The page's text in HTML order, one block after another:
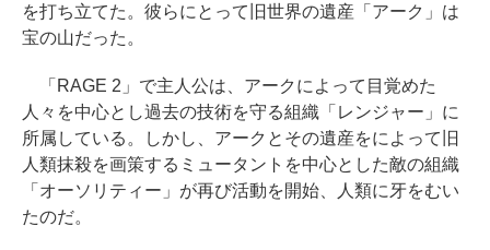
を打ち立てた。彼らにとって旧世界の遺産「アーク」は
宝の山だった。
「RAGE 2」で主人公は、アークによって目覚めた
人々を中心とし過去の技術を守る組織「レンジャー」に
所属している。しかし、アークとその遺産をによって旧
人類抹殺を画策するミュータントを中心とした敵の組織
「オーソリティー」が再び活動を開始、人類に牙をむい
たのだ。